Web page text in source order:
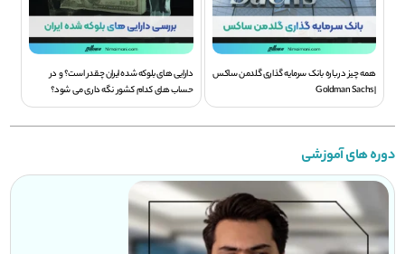
همه چیز درباره بانک سرمایه گذاری گلدمن ساکس
| Goldman Sachs
دارایی های بلوکه شده ایران چقدر است؟ و در
حساب های کدام کشور نگه داری می شود؟
دوره های آموزشی